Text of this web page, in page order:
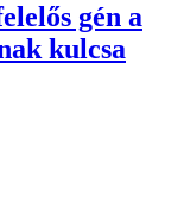
gén a
kulcsa